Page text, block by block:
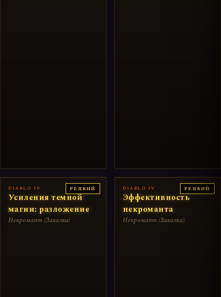
РЕДКИЙ
DIABLO IV
Усиления темной
магии: разложение
Некромант (Закалка)
РЕДКИЙ
DIABLO IV
Эффективность
некроманта
Некромант (Закалка)